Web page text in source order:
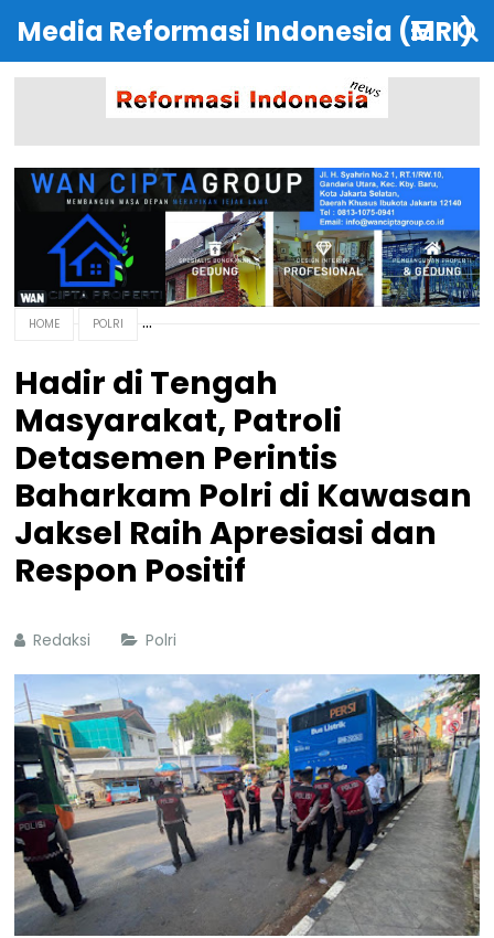
Media Reformasi Indonesia (MRI)
HOME POLRI
Hadir di Tengah
Masyarakat, Patroli
Detasemen Perintis
Baharkam Polri di Kawasan
Jaksel Raih Apresiasi dan
Respon Positif
Redaksi Polri